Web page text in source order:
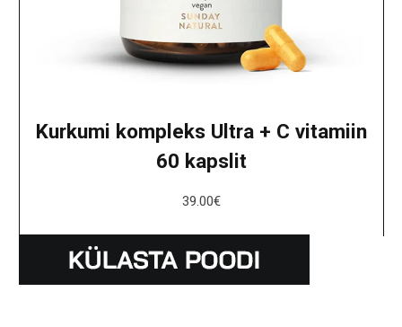
Kurkumi kompleks Ultra + C vitamiin
60 kapslit
39.00€